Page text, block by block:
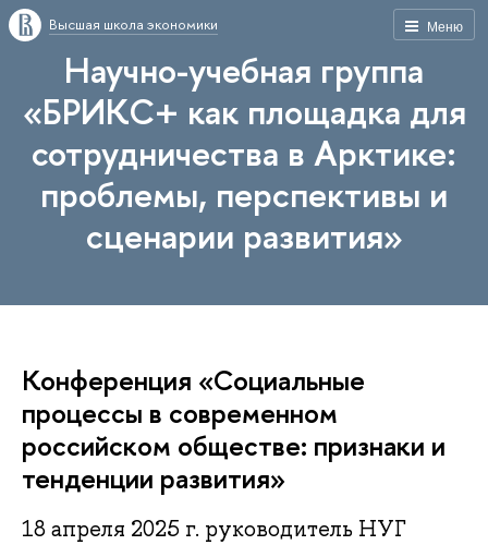
Меню
Высшая школа экономики
Научно-учебная группа
«БРИКС+ как площадка для
сотрудничества в Арктике:
проблемы, перспективы и
сценарии развития»
Конференция «Социальные
процессы в современном
российском обществе: признаки и
тенденции развития»
18 апреля 2025 г. руководитель НУГ